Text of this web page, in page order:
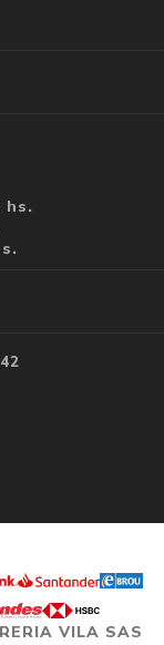
hs.
VILA SAS